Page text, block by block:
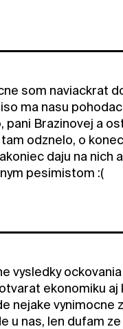
som naviackrat
ma nasu
pani Brazinovej a
tam odznelo, o
daju na nich
pesimistom :(
vysledky
ekonomiku
nejake vynimocne
u nas, len dufam